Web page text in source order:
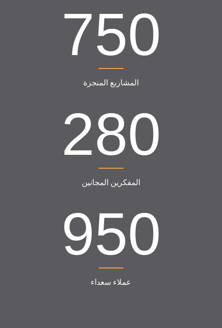
750
المشاريع المنجزة
280
المفكرين المجانين
950
عملاء سعداء